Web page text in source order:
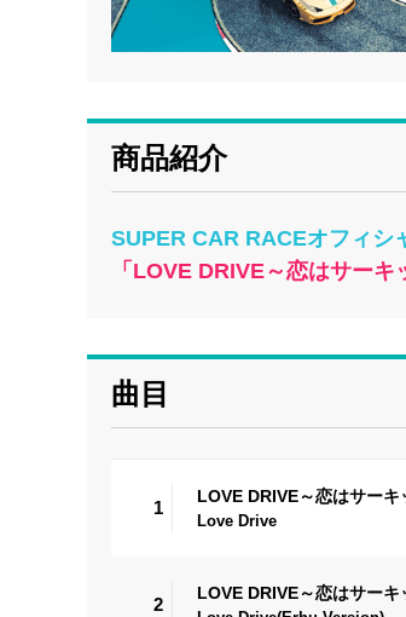
商品紹介
SUPER CAR RACEオフィシ
「LOVE DRIVE～恋はサー
曲目
1
LOVE DRIVE～恋はサーキ
Love Drive
2
LOVE DRIVE～恋はサー